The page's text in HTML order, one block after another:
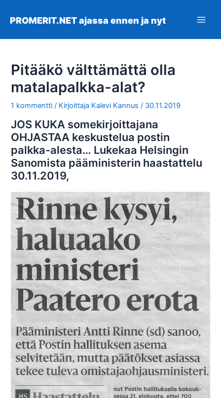
sisältöön
PROMERIT.NET ajassa ennen ja nyt
Pitääkö välttämättä olla
matalapalkka-alat?
1 kommentti / Kirjoittaja Kalevi Kannus/ 30.11.2019
JOS KUKA somekirjoittajana
OHJASTAA keskustelua postin
palkka-alesta… Lukekaa Helsingin
Sanomista pääministerin haastattelu
30.11.2019,